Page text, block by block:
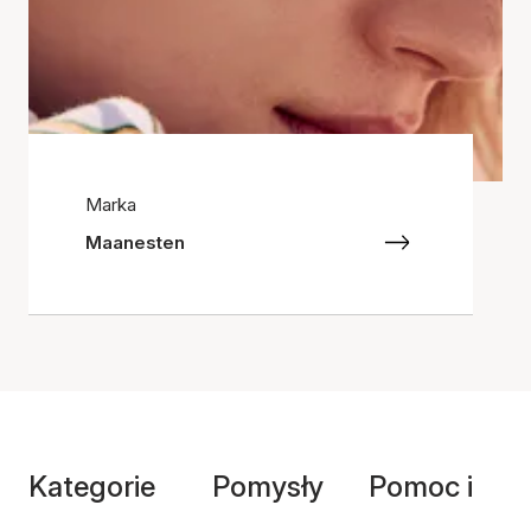
Marka
Maanesten
Kategorie
Pomysły
Pomoc i